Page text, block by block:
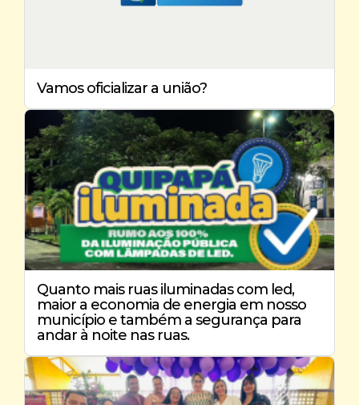
Vamos oficializar a união?
Quanto mais ruas iluminadas com led,
maior a economia de energia em nosso
município e também a segurança para
andar à noite nas ruas.